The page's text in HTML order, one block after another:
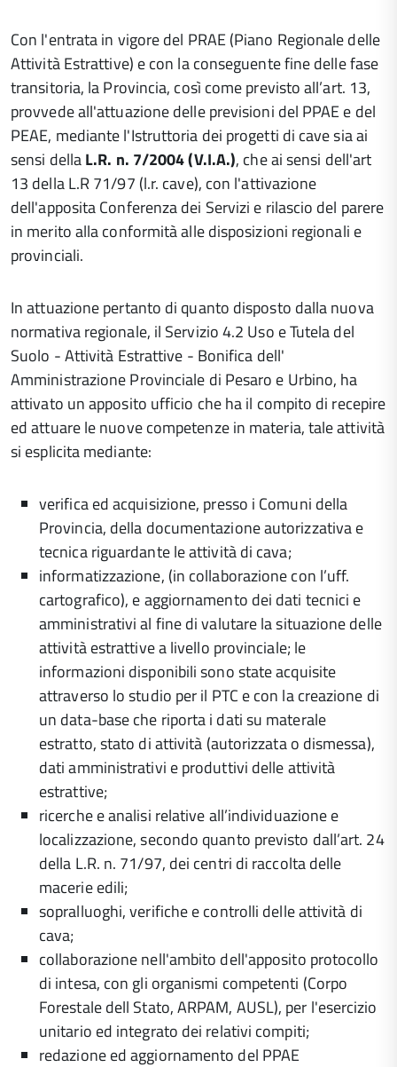
Con l'entrata in vigore del PRAE (Piano Regionale delle
Attività Estrattive) e con la conseguente fine delle fase
transitoria, la Provincia, così come previsto all’art. 13,
provvede all'attuazione delle previsioni del PPAE e del
PEAE, mediante l'Istruttoria dei progetti di cave sia ai
sensi dellaL.R. n. 7/2004 (V.I.A.), che ai sensi dell'art
13 della L.R 71/97 (l.r. cave), con l'attivazione
dell'apposita Conferenza dei Servizi e rilascio del parere
in merito alla conformità alle disposizioni regionali e
provinciali.
In attuazione pertanto di quanto disposto dalla nuova
normativa regionale, il Servizio 4.2 Uso e Tutela del
Suolo - Attività Estrattive - Bonifica dell'
Amministrazione Provinciale di Pesaro e Urbino, ha
attivato un apposito ufficio che ha il compito di recepire
ed attuare le nuove competenze in materia, tale attività
si esplicita mediante:
verifica ed acquisizione, presso i Comuni della
Provincia, della documentazione autorizzativa e
tecnica riguardante le attività di cava;
informatizzazione, (in collaborazione con l’uff.
cartografico), e aggiornamento dei dati tecnici e
amministrativi al fine di valutare la situazione delle
attività estrattive a livello provinciale; le
informazioni disponibili sono state acquisite
attraverso lo studio per il PTC e con la creazione di
un data-base che riporta i dati su materale
estratto, stato di attività (autorizzata o dismessa),
dati amministrativi e produttivi delle attività
estrattive;
ricerche e analisi relative all’individuazione e
localizzazione, secondo quanto previsto dall’art. 24
della L.R. n. 71/97, dei centri di raccolta delle
macerie edili;
sopralluoghi, verifiche e controlli delle attività di
cava;
collaborazione nell'ambito dell'apposito protocollo
di intesa, con gli organismi competenti (Corpo
Forestale dell Stato, ARPAM, AUSL), per l'esercizio
unitario ed integrato dei relativi compiti;
redazione ed aggiornamento del PPAE